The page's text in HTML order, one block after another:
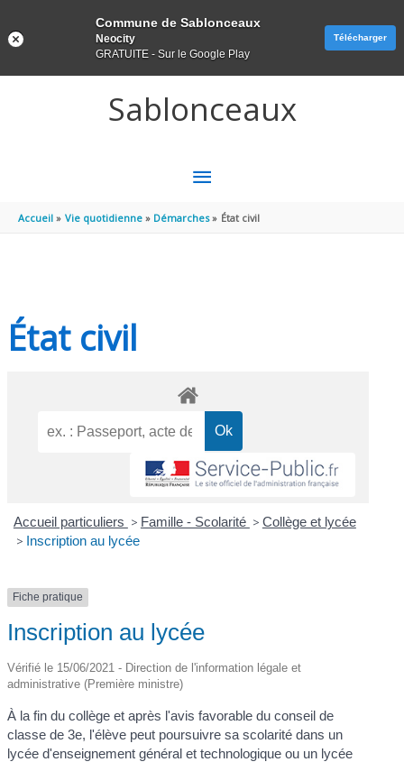
Sablonceaux
MENU
PRINCIPAL
Accueil Vie quotidienne Démarches État civil
État civil
Accueil particuliers > Famille - Scolarité > Collège et lycée
> Inscription au lycée
Fiche pratique
Inscription au lycée
Vérifié le 15/06/2021 - Direction de l'information légale et
administrative (Première ministre)
À la fin du collège et après l'avis favorable du conseil de
classe de 3e, l'élève peut poursuivre sa scolarité dans un
lycée d'enseignement général et technologique ou un lycée
Commune de Sablonceaux
Neocity
GRATUITE - Sur le Google Play
Télécharger